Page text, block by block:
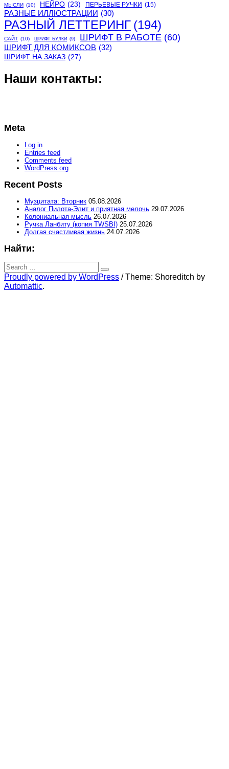
МЫСЛИ (10) НЕЙРО (23) ПЕРЬЕВЫЕ РУЧКИ (15)
РАЗНЫЕ ИЛЛЮСТРАЦИИ (30)
РАЗНЫЙ ЛЕТТЕРИНГ (194)
САЙТ (10) ШРИФТ БУЛКИ (9) ШРИФТ В РАБОТЕ (60)
ШРИФТ ДЛЯ КОМИКСОВ (32)
ШРИФТ НА ЗАКАЗ (27)
Наши контакты:
Meta
Log in
Entries feed
Comments feed
WordPress.org
Recent Posts
Музцитата: Вторник 05.08.2026
Аналог Пилота-Элит и приятная мелочь 29.07.2026
Колониальная мысль 26.07.2026
Ручка Ланбиту (копия TWSBI) 25.07.2026
Долгая счастливая жизнь 24.07.2026
Найти:
Search
for:
Search
Proudly powered by WordPress /Theme: Shoreditch by
Automattic.